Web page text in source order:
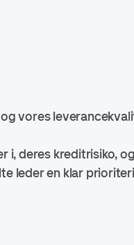
vores
i, deres kreditrisiko,
leder en klar